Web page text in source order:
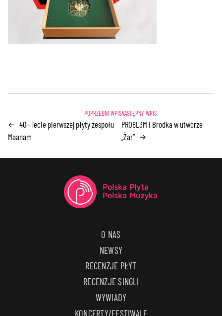
← 40 – lecie pierwszej płyty zespołu
Maanam
PRO8L3M i Brodka w utworze
„Żar” →
O NAS
NEWSY
RECENZJE PŁYT
RECENZJE SINGLI
WYWIADY
KONCERTY/FESTIWALE